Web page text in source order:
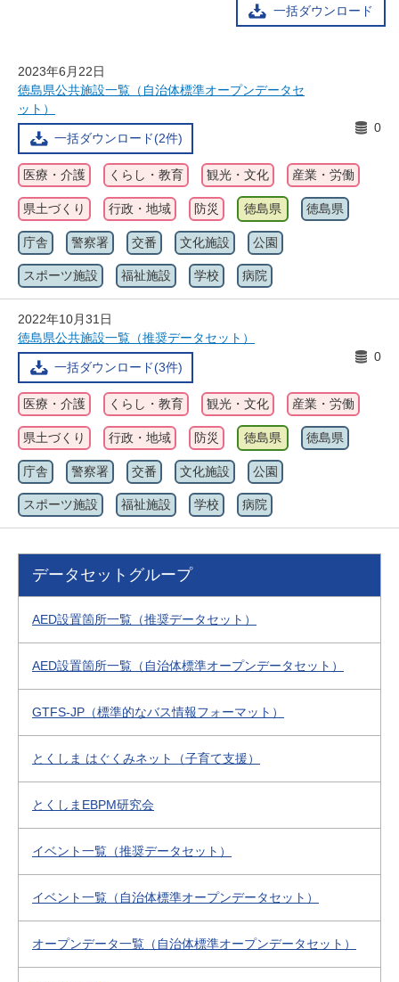
一括ダウンロード
2023年6月22日
徳島県公共施設一覧（自治体標準オープンデータセ
ット）
一括ダウンロード(2件)
0
医療・介護 くらし・教育 観光・文化 産業・労働
県土づくり 行政・地域 防災 徳島県 徳島県
庁舎 警察署 交番 文化施設 公園
スポーツ施設 福祉施設 学校 病院
2022年10月31日
徳島県公共施設一覧（推奨データセット）
一括ダウンロード(3件)
0
医療・介護 くらし・教育 観光・文化 産業・労働
県土づくり 行政・地域 防災 徳島県 徳島県
庁舎 警察署 交番 文化施設 公園
スポーツ施設 福祉施設 学校 病院
データセットグループ
AED設置箇所一覧（推奨データセット）
AED設置箇所一覧（自治体標準オープンデータセット）
GTFS-JP（標準的なバス情報フォーマット）
とくしま はぐくみネット（子育て支援）
とくしまEBPM研究会
イベント一覧（推奨データセット）
イベント一覧（自治体標準オープンデータセット）
オープンデータ一覧（自治体標準オープンデータセット）